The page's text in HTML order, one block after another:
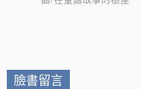
臉書留言